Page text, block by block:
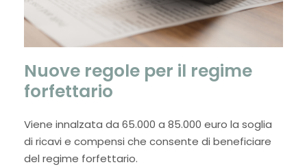
Nuove regole per il regime
forfettario
Viene innalzata da 65.000 a 85.000 euro la soglia
di ricavi e compensi che consente di beneficiare
del regime forfettario.